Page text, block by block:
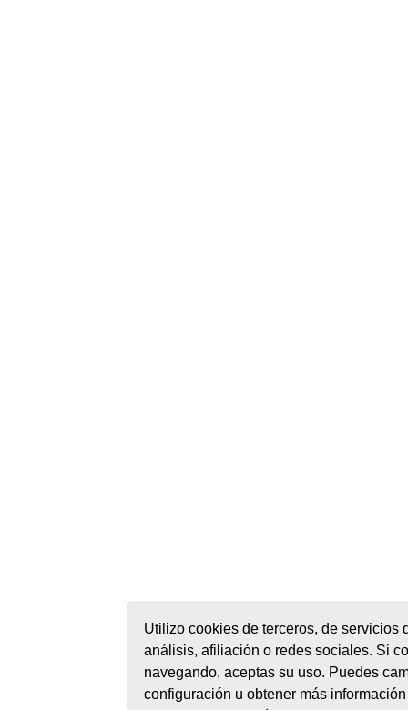
Utilizo cookies de terceros, de servicios
análisis, afiliación o redes sociales. Si
navegando, aceptas su uso. Puedes
configuración u obtener más información